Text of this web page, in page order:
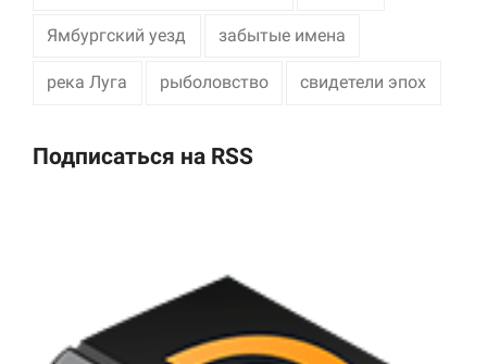
Ямбургский уезд забытые имена
река Луга рыболовство свидетели эпох
Подписаться на RSS